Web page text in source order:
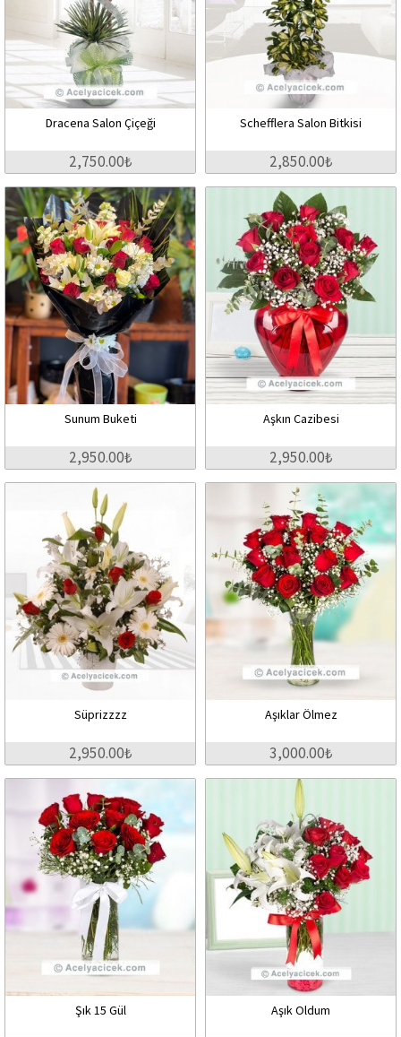
Dracena Salon Çiçeği
2,750.00₺
Schefflera Salon Bitkisi
2,850.00₺
Sunum Buketi
2,950.00₺
Aşkın Cazibesi
2,950.00₺
Süprizzzz
2,950.00₺
Aşıklar Ölmez
3,000.00₺
Şık 15 Gül Aşık Oldum